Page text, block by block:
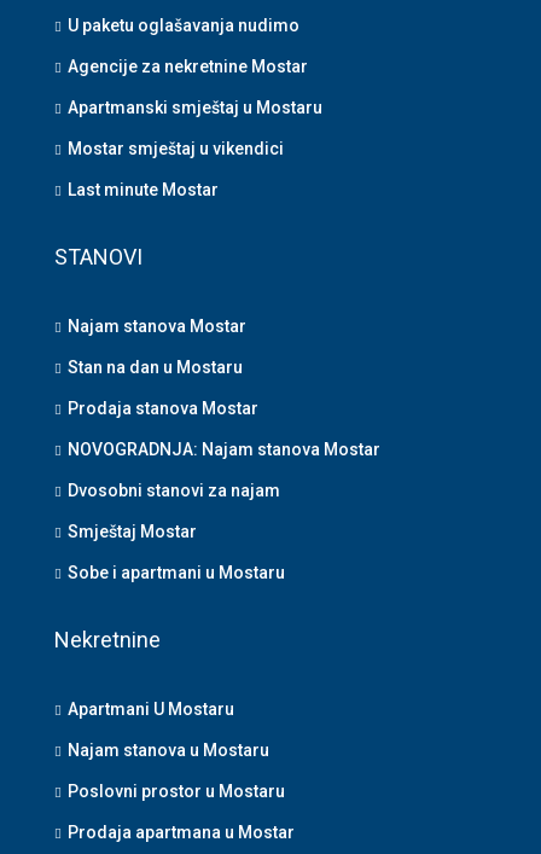
U paketu oglašavanja nudimo
Agencije za nekretnine Mostar
Apartmanski smještaj u Mostaru
Mostar smještaj u vikendici
Last minute Mostar
STANOVI
Najam stanova Mostar
Stan na dan u Mostaru
Prodaja stanova Mostar
NOVOGRADNJA: Najam stanova Mostar
Dvosobni stanovi za najam
Smještaj Mostar
Sobe i apartmani u Mostaru
Nekretnine
Apartmani U Mostaru
Najam stanova u Mostaru
Poslovni prostor u Mostaru
Prodaja apartmana u Mostar